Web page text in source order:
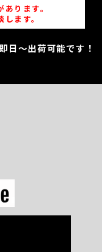
ります。
ます。
日～出荷可能です！